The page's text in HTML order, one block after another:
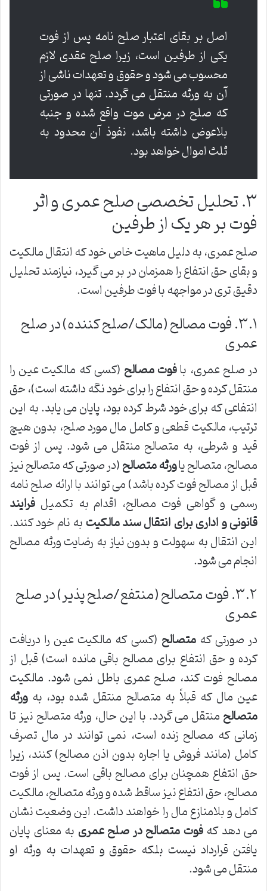
اصل بر بقای اعتبار صلح نامه پس از فوت
یکی از طرفین است، زیرا صلح عقدی لازم
محسوب می شود و حقوق و تعهدات ناشی از
آن به ورثه منتقل می گردد. تنها در صورتی
که صلح در مرض موت واقع شده و جنبه
بلاعوض داشته باشد، نفوذ آن محدود به
ثلث اموال خواهد بود.
۳. تحلیل تخصصی صلح عمری و اثر
فوت بر هر یک از طرفین
صلح عمری، به دلیل ماهیت خاص خود که انتقال مالکیت
و بقای حق انتفاع را همزمان در بر می گیرد، نیازمند تحلیل
دقیق تری در مواجهه با فوت طرفین است.
۳.۱. فوت مصالح (مالک/صلح کننده) در صلح
عمری
در صلح عمری، بافوت مصالح (کسی که مالکیت عین را
منتقل کرده و حق انتفاع را برای خود نگه داشته است)، حق
انتفاعی که برای خود شرط کرده بود، پایان می یابد. به این
ترتیب، مالکیت قطعی و کامل مال مورد صلح، بدون هیچ
قید و شرطی، به متصالح منتقل می شود. پس از فوت
مصالح، متصالح یاورثه متصالح(در صورتی که متصالح نیز
قبل از مصالح فوت کرده باشد) می توانند با ارائه صلح نامه
رسمی و گواهی فوت مصالح، اقدام به تکمیل فرایند
قانونی و اداری برای انتقال سند مالکیتبه نام خود کنند.
این انتقال به سهولت و بدون نیاز به رضایت ورثه مصالح
انجام می شود.
۳.۲. فوت متصالح (منتفع/صلح پذیر) در صلح
عمری
در صورتی کهمتصالح (کسی که مالکیت عین را دریافت
کرده و حق انتفاع برای مصالح باقی مانده است) قبل از
مصالح فوت کند، صلح عمری باطل نمی شود. مالکیت
عین مال که قبلاً به متصالح منتقل شده بود، به ورثه
متصالحمنتقل می گردد. با این حال، ورثه متصالح نیز تا
زمانی که مصالح زنده است، نمی توانند در مال تصرف
کامل (مانند فروش یا اجاره بدون اذن مصالح) کنند، زیرا
حق انتفاع همچنان برای مصالح باقی است. پس از فوت
مصالح، حق انتفاع نیز ساقط شده و ورثه متصالح، مالکیت
کامل و بلامنازع مال را خواهند داشت. این وضعیت نشان
می دهد کهفوت متصالح در صلح عمری به معنای پایان
یافتن قرارداد نیست بلکه حقوق و تعهدات به ورثه او
منتقل می شود.